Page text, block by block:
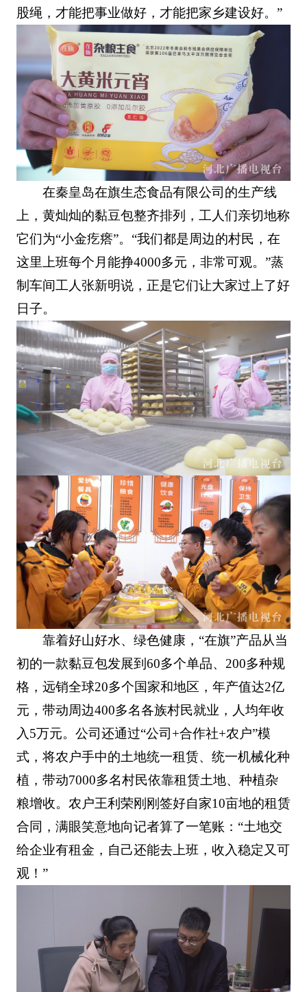
股绳，才能把事业做好，才能把家乡建设好。”
在秦皇岛在旗生态食品有限公司的生产线
上，黄灿灿的黏豆包整齐排列，工人们亲切地称
它们为“小金疙瘩”。“我们都是周边的村民，在
这里上班每个月能挣4000多元，非常可观。”蒸
制车间工人张新明说，正是它们让大家过上了好
日子。
靠着好山好水、绿色健康，“在旗”产品从当
初的一款黏豆包发展到60多个单品、200多种规
格，远销全球20多个国家和地区，年产值达2亿
元，带动周边400多名各族村民就业，人均年收
入5万元。公司还通过“公司+合作社+农户”模
式，将农户手中的土地统一租赁、统一机械化种
植，带动7000多名村民依靠租赁土地、种植杂
粮增收。农户王利荣刚刚签好自家10亩地的租赁
合同，满眼笑意地向记者算了一笔账：“土地交
给企业有租金，自己还能去上班，收入稳定又可
观！”